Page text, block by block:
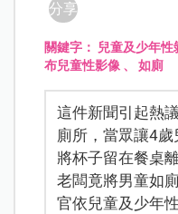
分享
關鍵字： 兒童及少年
布兒童性影像 、如廁
這件新聞引起熱
廁所，當眾讓4
將杯子留在餐桌
老闆竟將男童如
官依兒童及少年